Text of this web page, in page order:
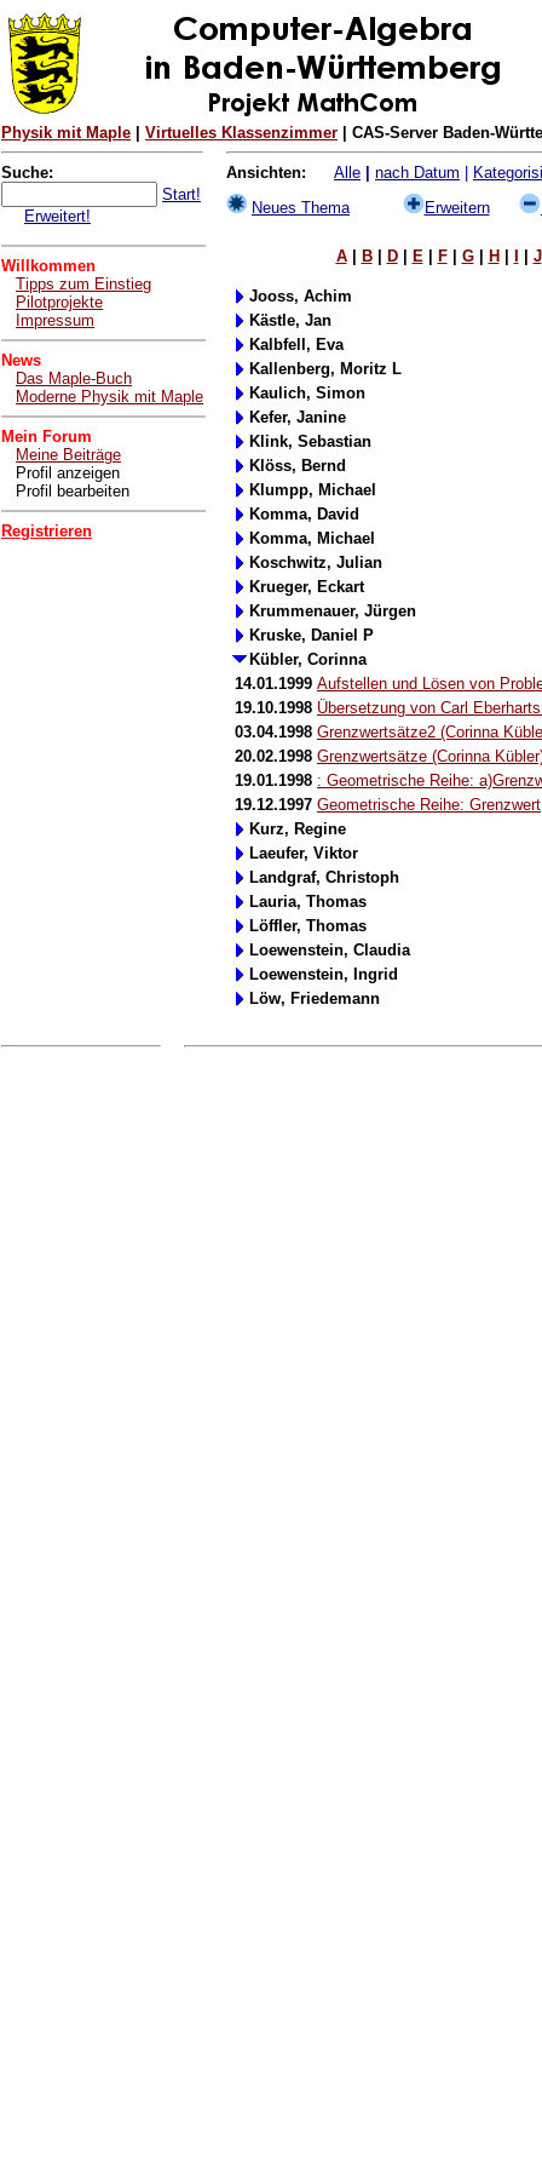
Physik mit Maple Virtuelles Klassenzimmer | CAS-Server Baden-
Suche:
Start!
Erweitert!
Willkommen
Tipps zum Einstieg
Pilotprojekte
Impressum
News
Das Maple-Buch
Moderne Physik mit Maple
Mein Forum
Meine Beiträge
Profil anzeigen
Profil bearbeiten
Registrieren
Ansichten: Alle nach Datum
Neues Thema
Erweitern
A| B| D| E| F| G| H J
Jooss, Achim
Kästle, Jan
Kalbfell, Eva
Kallenberg, Moritz L
Kaulich, Simon
Kefer, Janine
Klink, Sebastian
Klöss, Bernd
Klumpp, Michael
Komma, David
Komma, Michael
Koschwitz, Julian
Krueger, Eckart
Krummenauer, Jürgen
Kruske, Daniel P
Kübler, Corinna
14.01.1999 Aufstellen und Lösen von
19.10.1998 Übersetzung von Carl
03.04.1998 Grenzwertsätze2 (Corinna
20.02.1998 Grenzwertsätze (Corinna
19.01.1998 : Geometrische Reihe:
19.12.1997 Geometrische Reihe:
Kurz, Regine
Laeufer, Viktor
Landgraf, Christoph
Lauria, Thomas
Löffler, Thomas
Loewenstein, Claudia
Loewenstein, Ingrid
Löw, Friedemann